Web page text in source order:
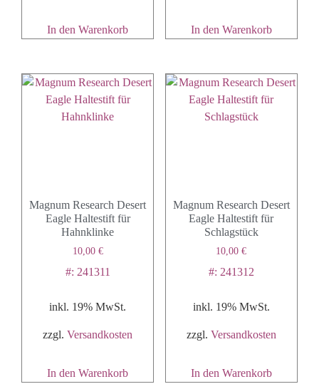
In den Warenkorb In den Warenkorb
Magnum Research Desert
Eagle Haltestift für
Hahnklinke
10,00 €
#: 241311
inkl. 19% MwSt.
zzgl.Versandkosten
In den Warenkorb
Magnum Research Desert
Eagle Haltestift für
Schlagstück
10,00€
#: 241312
inkl. 19% MwSt.
zzgl. Versandkosten
In den Warenkorb